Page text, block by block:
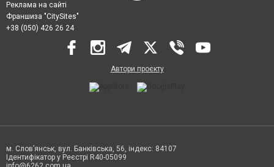
Реклама на сайті
Франшиза "CitySites"
+38 (050) 426 26 24
Автори проєкту
м. Слов’янськ, вул. Банківська, 56, індекс: 84107
Ідентифікатор у Реєстрі R40-05099